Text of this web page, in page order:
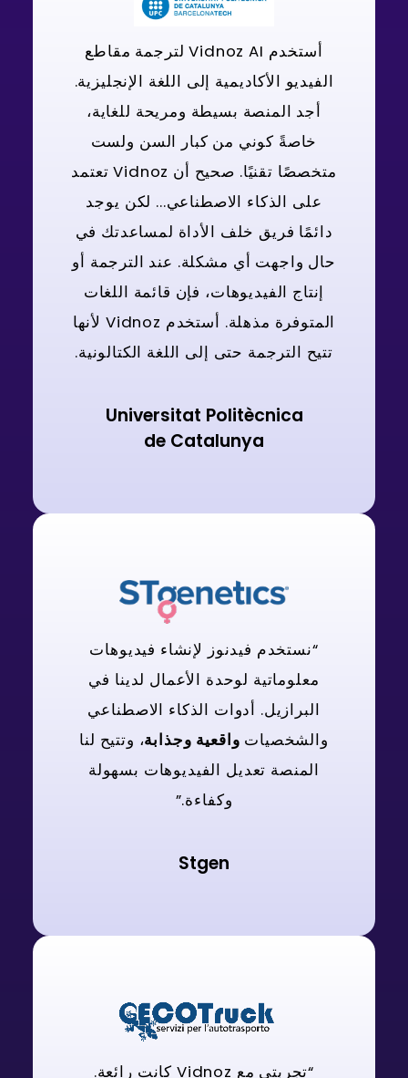
أستخدم Vidnoz AI لترجمة مقاطع
الفيديو الأكاديمية إلى اللغة الإنجليزية.
أجد المنصة بسيطة ومريحة للغاية،
خاصةً كوني من كبار السن ولست
متخصصًا تقنيًا. صحيح أن Vidnoz تعتمد
على الذكاء الاصطناعي... لكن يوجد
دائمًا فريق خلف الأداة لمساعدتك في
حال واجهت أي مشكلة. عند الترجمة أو
إنتاج الفيديوهات، فإن قائمة اللغات
المتوفرة مذهلة. أستخدم Vidnoz لأنها
تتيح الترجمة حتى إلى اللغة الكتالونية.
Universitat Politècnica
de Catalunya
“نستخدم فيدنوز لإنشاء فيديوهات
معلوماتية لوحدة الأعمال لدينا في
البرازيل. أدوات الذكاء الاصطناعي
والشخصيات واقعية وجذابة، وتتيح لنا
المنصة تعديل الفيديوهات بسهولة
وكفاءة.”
Stgen
“تجربتي مع Vidnoz كانت رائعة.